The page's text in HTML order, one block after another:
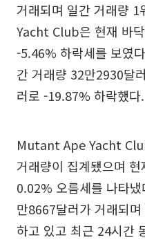
거래되며 일간 거래량
Yacht Club은 현재 바
-5.46% 하락세를 보였
간 거래량 32만2930달
러로 -19.87% 하락했다.
Mutant Ape Yacht
거래량이 집계됐으며
0.02% 오름세를 나타
만8667달러가 거래되
하고 있고 최근 24시간